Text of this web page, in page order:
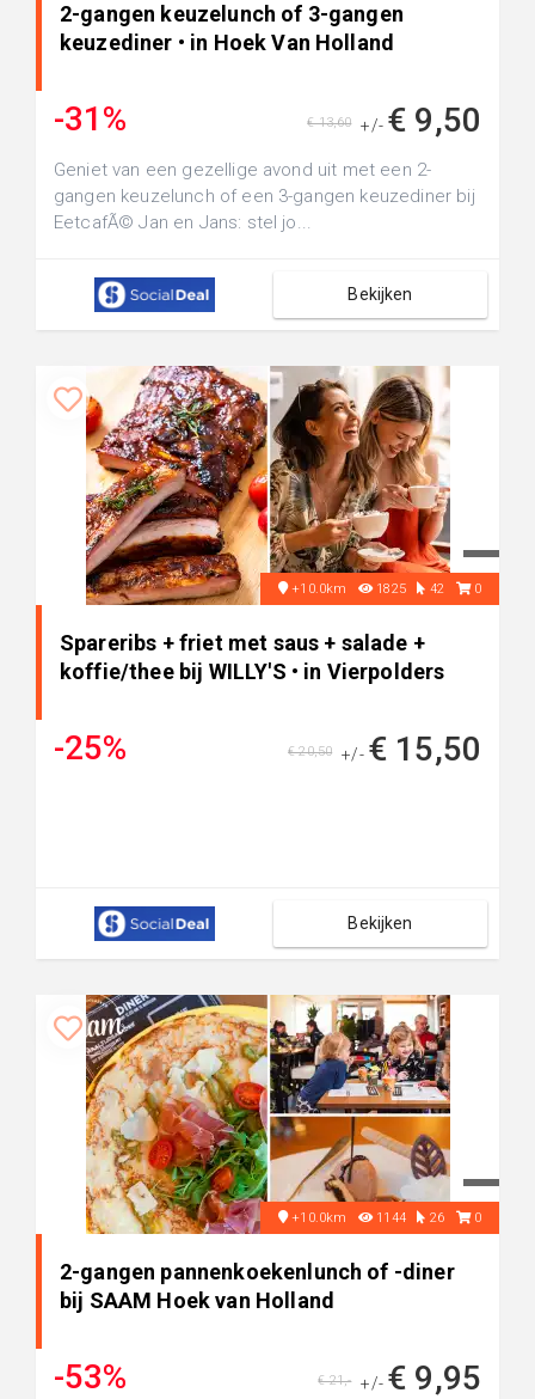
2-gangen keuzelunch of 3-gangen
keuzediner • in Hoek Van Holland
-31% +/- € 9,50
€ 13,60
Geniet van een gezellige avond uit met een 2-
gangen keuzelunch of een 3-gangen keuzediner bij
EetcafÃ© Jan en Jans: stel jo...
Bekijken
+10.0km 1825 42 0
Spareribs + friet met saus + salade +
koffie/thee bij WILLY'S • in Vierpolders
-25% +/- € 15,50
€ 20,50
Bekijken
+10.0km 1144 26 0
2-gangen pannenkoekenlunch of -diner
bij SAAM Hoek van Holland
-53% +/- € 9,95
€ 21,-